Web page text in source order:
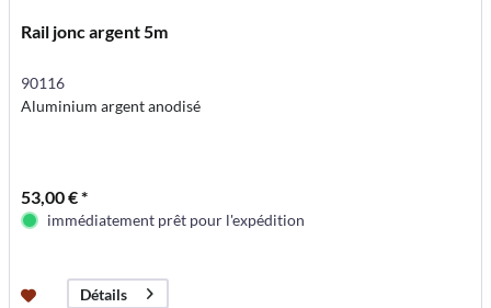
Rail jonc argent 5m
90116
Aluminium argent anodisé
53,00 € *
immédiatement prêt pour l'expédition
Détails